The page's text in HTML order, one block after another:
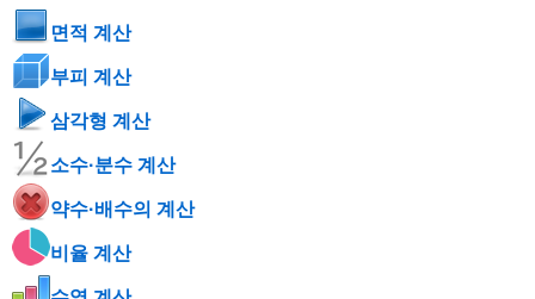
면적 계산
부피 계산
삼각형 계산
소수·분수 계산
약수·배수의 계산
비율 계산